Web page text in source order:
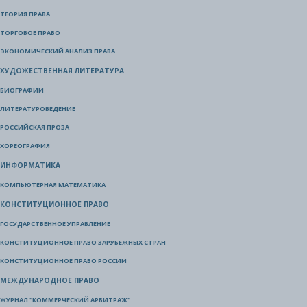
ТЕОРИЯ ПРАВА
ТОРГОВОЕ ПРАВО
ЭКОНОМИЧЕСКИЙ АНАЛИЗ ПРАВА
ХУДОЖЕСТВЕННАЯ ЛИТЕРАТУРА
БИОГРАФИИ
ЛИТЕРАТУРОВЕДЕНИЕ
РОССИЙСКАЯ ПРОЗА
ХОРЕОГРАФИЯ
ИНФОРМАТИКА
КОМПЬЮТЕРНАЯ МАТЕМАТИКА
КОНСТИТУЦИОННОЕ ПРАВО
ГОСУДАРСТВЕННОЕ УПРАВЛЕНИЕ
КОНСТИТУЦИОННОЕ ПРАВО ЗАРУБЕЖНЫХ СТРАН
КОНСТИТУЦИОННОЕ ПРАВО РОССИИ
МЕЖДУНАРОДНОЕ ПРАВО
ЖУРНАЛ "КОММЕРЧЕСКИЙ АРБИТРАЖ"